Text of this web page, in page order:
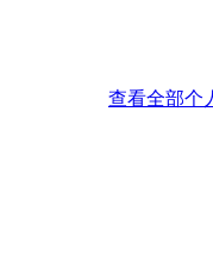
查看全部个